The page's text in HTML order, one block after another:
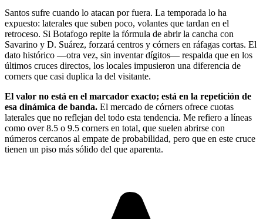
Santos sufre cuando lo atacan por fuera. La temporada lo ha
expuesto: laterales que suben poco, volantes que tardan en el
retroceso. Si Botafogo repite la fórmula de abrir la cancha con
Savarino y D. Suárez, forzará centros y córners en ráfagas cortas. El
dato histórico —otra vez, sin inventar dígitos— respalda que en los
últimos cruces directos, los locales impusieron una diferencia de
corners que casi duplica la del visitante.
El valor no está en el marcador exacto; está en la repetición de
esa dinámica de banda. El mercado de córners ofrece cuotas
laterales que no reflejan del todo esta tendencia. Me refiero a líneas
como over 8.5 o 9.5 corners en total, que suelen abrirse con
números cercanos al empate de probabilidad, pero que en este cruce
tienen un piso más sólido del que aparenta.